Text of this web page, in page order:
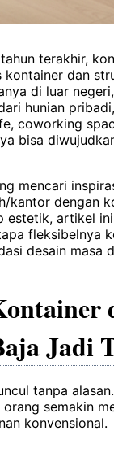
terakhir,
kontainer dan
di luar
hunian
coworking
bisa
mencari
kantor dengan
estetik, artikel
fleksibelnya
desain masa
Jadi
tanpa
semakin
konvensional.